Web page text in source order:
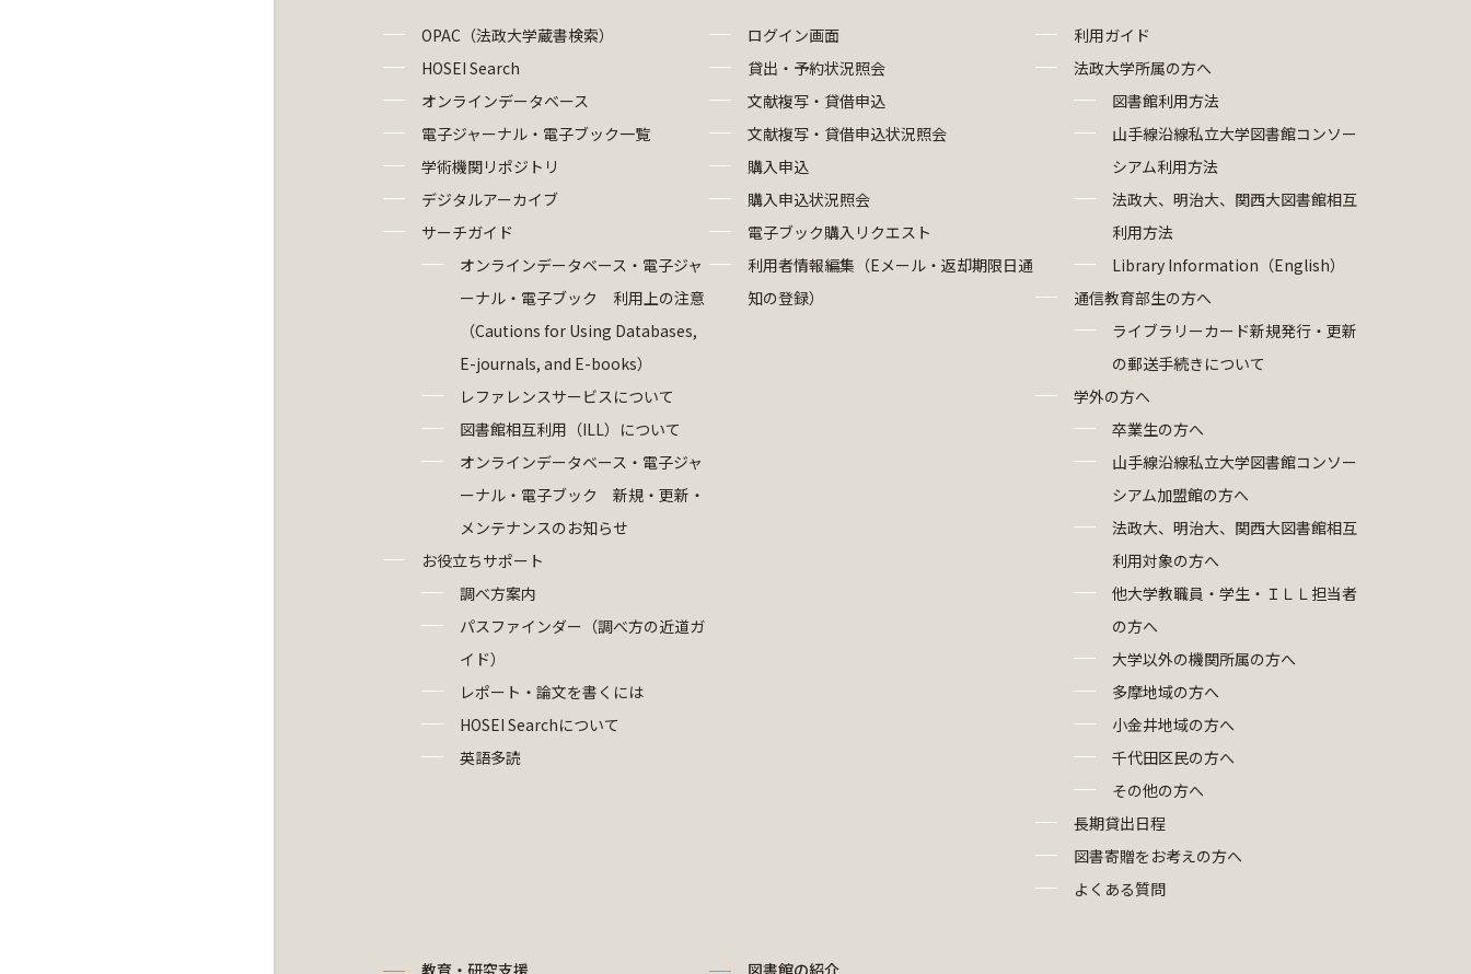
OPAC（法政大学蔵書検索）
HOSEI Search
オンラインデータベース
電子ジャーナル・電子ブック一覧
学術機関リポジトリ
デジタルアーカイブ
サーチガイド
オンラインデータベース・電子ジャ
ーナル・電子ブック 利用上の注意
（Cautions for Using Databases,
E-journals, and E-books）
レファレンスサービスについて
図書館相互利用（ILL）について
オンラインデータベース・電子ジャ
ーナル・電子ブック 新規・更新・
メンテナンスのお知らせ
お役立ちサポート
調べ方案内
パスファインダー（調べ方の近道ガ
イド）
レポート・論文を書くには
HOSEI Searchについて
英語多読
ログイン画面
貸出・予約状況照会
文献複写・貸借申込
文献複写・貸借申込状況照会
購入申込
購入申込状況照会
電子ブック購入リクエスト
利用者情報編集（Eメール・返却期限日通
知の登録）
利用ガイド
法政大学所属の方へ
図書館利用方法
山手線沿線私立大学図書館コンソー
シアム利用方法
法政大、明治大、関西大図書館相互
利用方法
Library Information（English）
通信教育部生の方へ
ライブラリーカード新規発行・更新
の郵送手続きについて
学外の方へ
卒業生の方へ
山手線沿線私立大学図書館コンソー
シアム加盟館の方へ
法政大、明治大、関西大図書館相互
利用対象の方へ
他大学教職員・学生・ＩＬＬ担当者
の方へ
大学以外の機関所属の方へ
多摩地域の方へ
小金井地域の方へ
千代田区民の方へ
その他の方へ
長期貸出日程
図書寄贈をお考えの方へ
よくある質問